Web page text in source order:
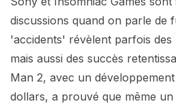
discussions quand on parle de
'accidents' révèlent parfois des
mais aussi des succès
Man 2, avec un
dollars, a prouvé que même